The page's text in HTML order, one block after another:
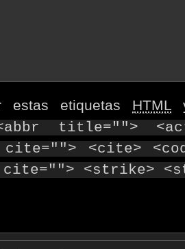
estas etiquetas HTML
title="">
cite=""> <cite>
cite=""> <strike>